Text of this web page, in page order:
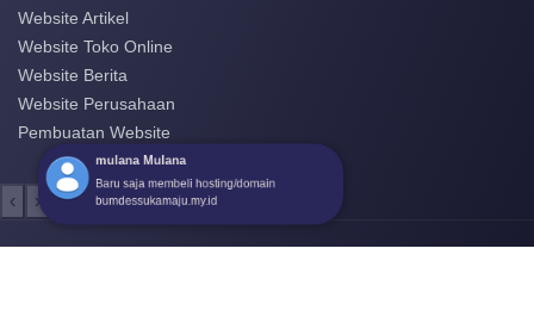
Website Artikel
Website Toko Online
Website Berita
Website Perusahaan
Pembuatan Website
‹ ›